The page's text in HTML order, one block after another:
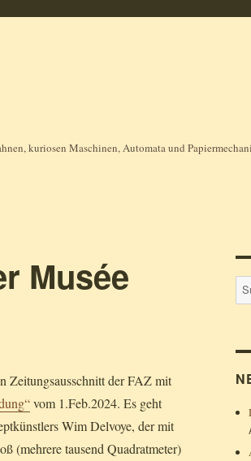
kuriosen Maschinen, Automata und
Musée
Zeitungsausschnitt der FAZ mit
vom 1.Feb.2024. Es geht
Wim Delvoye, der mit
(mehrere tausend Quadratmeter)